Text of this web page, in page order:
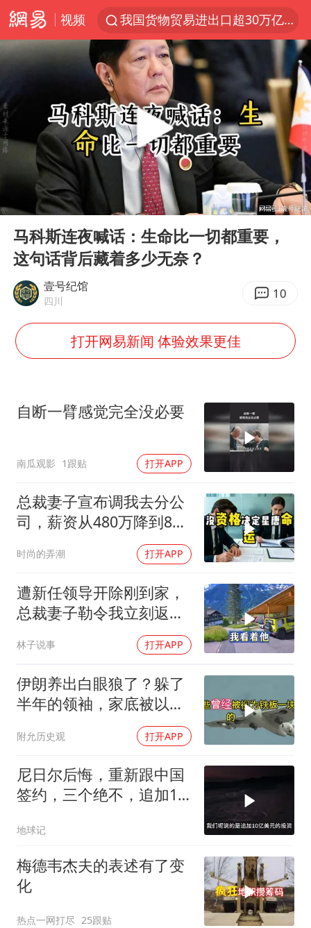
视频
我国货物贸易进出口超30万亿元
泰国枪击案凶手先杀祖父母后行凶
台风“白海豚”体型变大！环流面积接近13个浙江那么大
东航新规：提前14天可免费退改签
泰国校园枪击案死亡人数升至7人
女子开一天一夜空调后二氧化碳中毒
汪峰阻止14岁女儿买大牌
河南某医院2.33亿工程串标案细节披露
李云泽严重违纪违法
江苏发布台风蓝色预警
“立秋的第一杯奶茶”又爆单了
女孩摆摊卖菌子时收到北大通知书
东方之约 相约未来
Play
00:00 09:25
马科斯连夜喊话：生命比一切都重要，
这句话背后藏着多少无奈？
壹号纪馆
四川 10
打开网易新闻 体验效果更佳
自断一臂感觉完全没必要
南瓜观影 1跟贴 打开APP
总裁妻子宣布调我去分公
司，薪资从480万降到8
时尚的弄潮 打开APP
遭新任领导开除刚到家，
总裁妻子勒令我立刻返
岗，我直言她无权命令我
林子说事 打开APP
伊朗养出白眼狼了？躲了
半年的领袖，家底被以色
附允历史观 打开APP
尼日尔后悔，重新跟中国
签约，三个绝不，追加10
地球记
梅德韦杰夫的表述有了变
化
热点一网打尽 25跟贴